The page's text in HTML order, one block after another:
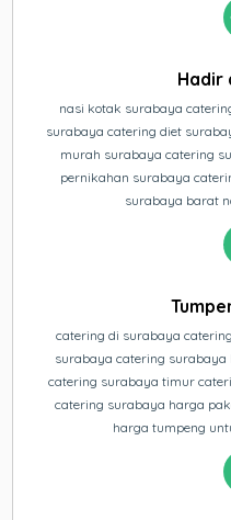
Hadir
nasi kotak surabaya
surabaya catering diet
murah surabaya catering
pernikahan surabaya
surabaya barat
catering di surabaya
surabaya catering
catering surabaya timur
catering surabaya harga
harga tumpeng